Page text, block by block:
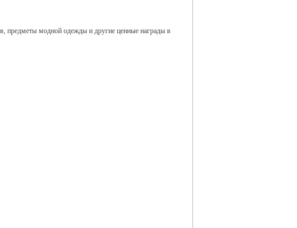
предметы модной одежды и другие ценные награды в